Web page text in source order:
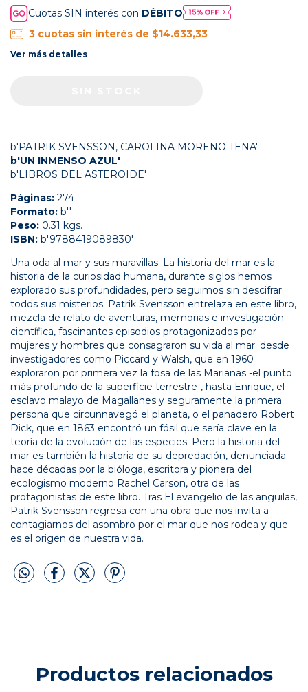
Cuotas SIN interés con DÉBITO
3 cuotas sin interés de $14.633,33
Ver más detalles
b'PATRIK SVENSSON, CAROLINA MORENO TENA'
b'UN INMENSO AZUL'
b'LIBROS DEL ASTEROIDE'
Páginas: 274
Formato: b''
Peso: 0.31 kgs.
ISBN: b'9788419089830'
Una oda al mar y sus maravillas. La historia del mar es la
historia de la curiosidad humana, durante siglos hemos
explorado sus profundidades, pero seguimos sin descifrar
todos sus misterios. Patrik Svensson entrelaza en este libro,
mezcla de relato de aventuras, memorias e investigación
científica, fascinantes episodios protagonizados por
mujeres y hombres que consagraron su vida al mar: desde
investigadores como Piccard y Walsh, que en 1960
exploraron por primera vez la fosa de las Marianas -el punto
más profundo de la superficie terrestre-, hasta Enrique, el
esclavo malayo de Magallanes y seguramente la primera
persona que circunnavegó el planeta, o el panadero Robert
Dick, que en 1863 encontró un fósil que sería clave en la
teoría de la evolución de las especies. Pero la historia del
mar es también la historia de su depredación, denunciada
hace décadas por la bióloga, escritora y pionera del
ecologismo moderno Rachel Carson, otra de las
protagonistas de este libro. Tras El evangelio de las anguilas,
Patrik Svensson regresa con una obra que nos invita a
contagiarnos del asombro por el mar que nos rodea y que
es el origen de nuestra vida.
Productos relacionados